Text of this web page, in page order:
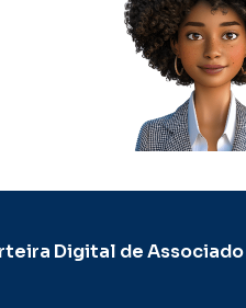
Digital de Associado